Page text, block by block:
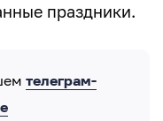
праздники.
телеграм-